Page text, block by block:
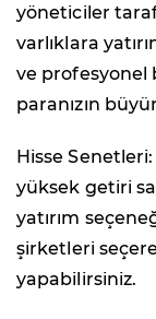
yöneticiler
varlıklara
ve profesyonel
paranızın
Hisse
yüksek getiri
yatırım
şirketleri
yapabilirsiniz.